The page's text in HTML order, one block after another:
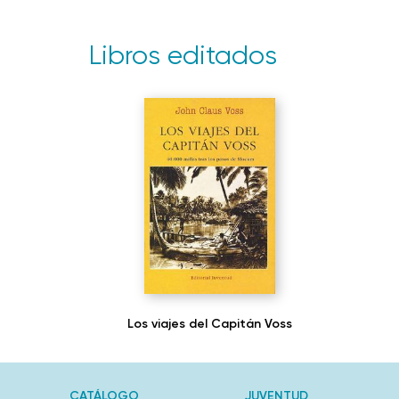
Libros editados
Los viajes del Capitán Voss
CATÁLOGO JUVENTUD